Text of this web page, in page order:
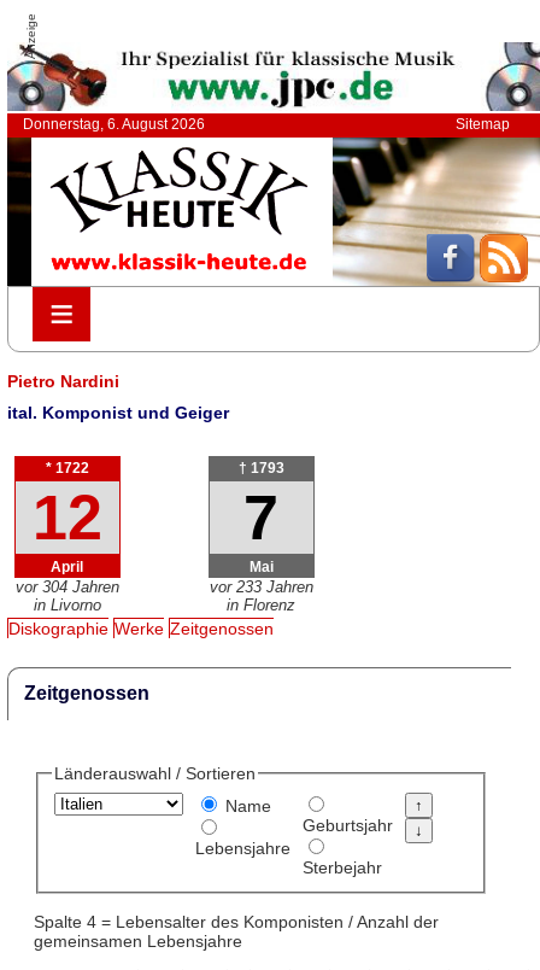
Anzeige
Donnerstag, 6. August 2026 Sitemap
≡
≡
Pietro Nardini
ital. Komponist und Geiger
* 1722
12
April
vor 304 Jahren
in Livorno
† 1793
7
Mai
vor 233 Jahren
in Florenz
Diskographie Werke Zeitgenossen
Zeitgenossen
Länderauswahl / Sortieren
Name
Lebensjahre
Geburtsjahr
Sterbejahr
Spalte 4 = Lebensalter des Komponisten / Anzahl der
gemeinsamen Lebensjahre